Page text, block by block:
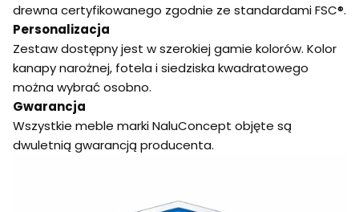
drewna certyfikowanego zgodnie ze standardami FSC®.
Personalizacja
Zestaw dostępny jest w szerokiej gamie kolorów. Kolor
kanapy narożnej, fotela i siedziska kwadratowego
można wybrać osobno.
Gwarancja
Wszystkie meble marki NaluConcept objęte są
dwuletnią gwarancją producenta.